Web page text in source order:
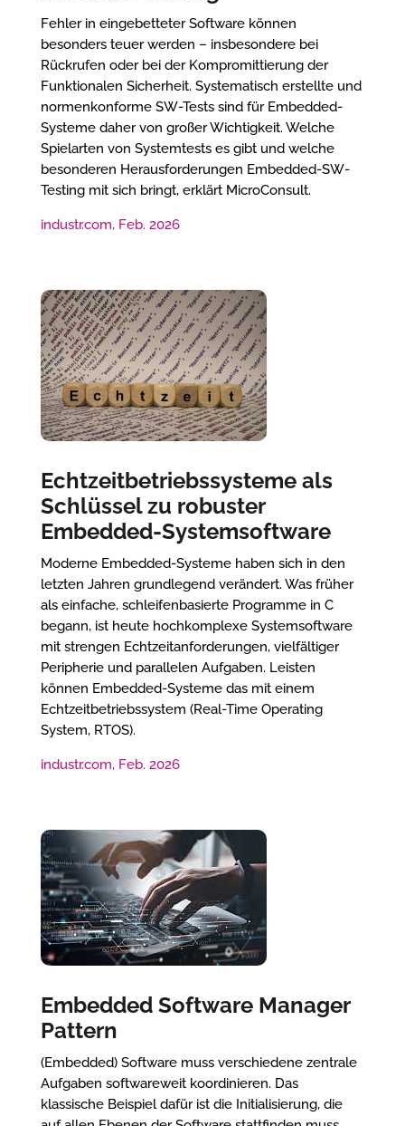
Fehler in eingebetteter Software können
besonders teuer werden – insbesondere bei
Rückrufen oder bei der Kompromittierung der
Funktionalen Sicherheit. Systematisch erstellte und
normenkonforme SW-Tests sind für Embedded-
Systeme daher von großer Wichtigkeit. Welche
Spielarten von Systemtests es gibt und welche
besonderen Herausforderungen Embedded-SW-
Testing mit sich bringt, erklärt MicroConsult.
industr.com, Feb. 2026
Echtzeitbetriebssysteme als
Schlüssel zu robuster
Embedded-Systemsoftware
Moderne Embedded-Systeme haben sich in den
letzten Jahren grundlegend verändert. Was früher
als einfache, schleifenbasierte Programme in C
begann, ist heute hochkomplexe Systemsoftware
mit strengen Echtzeitanforderungen, vielfältiger
Peripherie und parallelen Aufgaben. Leisten
können Embedded-Systeme das mit einem
Echtzeitbetriebssystem (Real-Time Operating
System, RTOS).
industr.com, Feb. 2026
Embedded Software Manager
Pattern
(Embedded) Software muss verschiedene zentrale
Aufgaben softwareweit koordinieren. Das
klassische Beispiel dafür ist die Initialisierung, die